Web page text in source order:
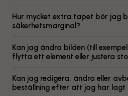
Hur mycket extra tapet bör jag
säkerhetsmarginal?
Kan jag ändra bilden (till
flytta ett element eller justera
Kan jag redigera, ändra eller
beställning efter att jag har lagt